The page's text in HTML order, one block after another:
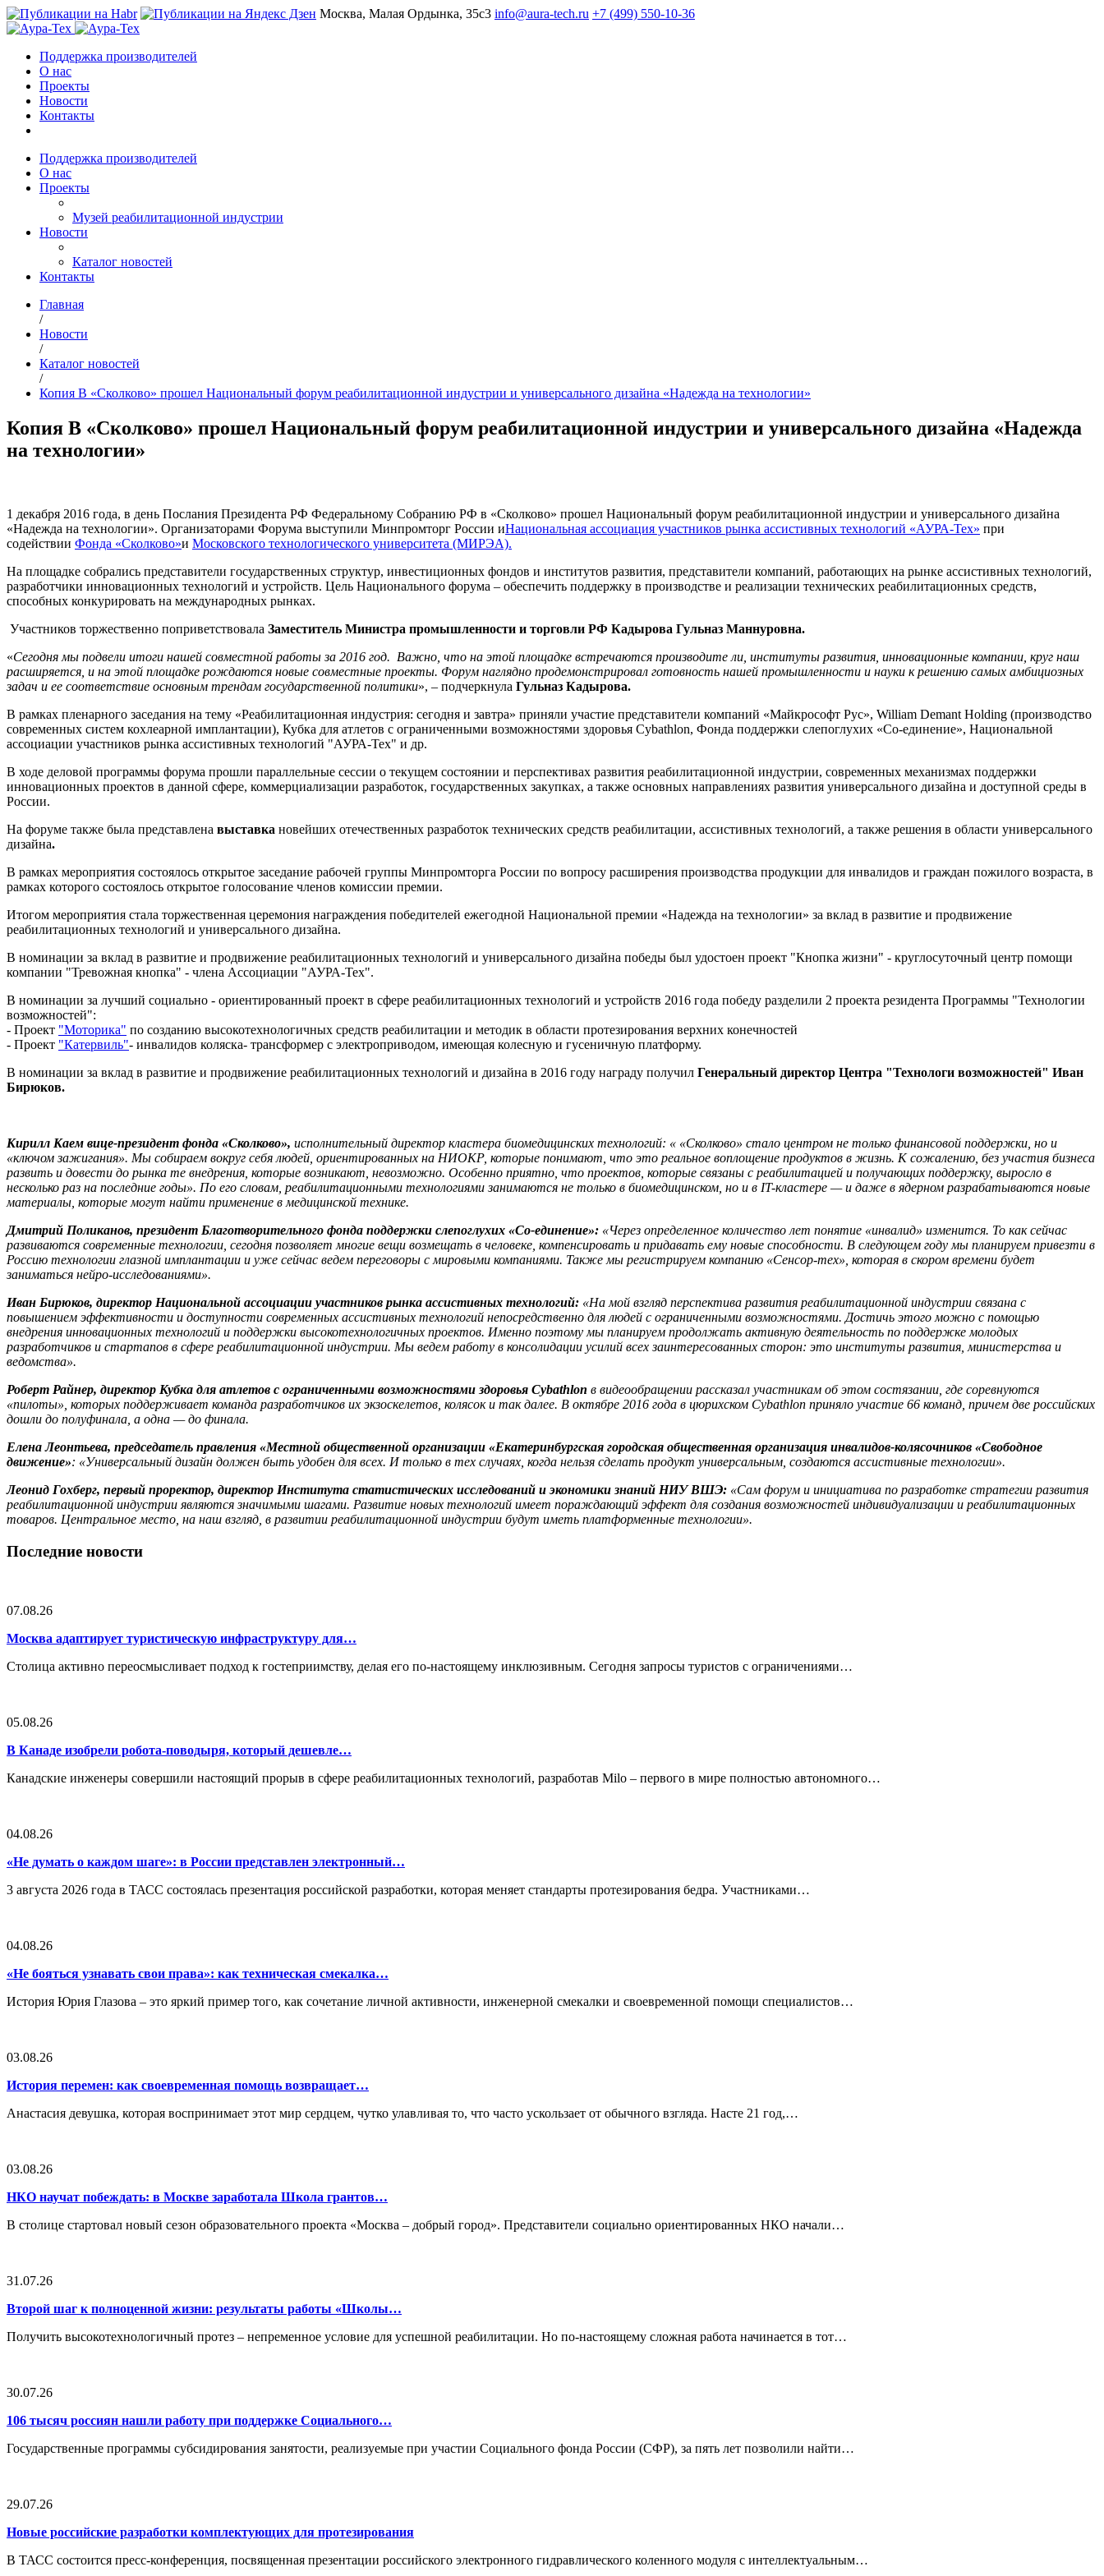
Москва, Малая Ордынка, 35с3 info@aura-tech.ru +7 (499) 550-10-36
Поддержка производителей
О нас
Проекты
Новости
Контакты
Поддержка производителей
О нас
Проекты
Музей реабилитационной индустрии
Новости
Каталог новостей
Контакты
Главная
/
Новости
/
Каталог новостей
/
Копия В «Сколково» прошел Национальный форум реабилитационной индустрии и универсального дизайна «Надежда на технологии»
Копия В «Сколково» прошел Национальный форум реабилитационной индустрии и универсального дизайна «Надежда
на технологии»
1 декабря 2016 года, в день Послания Президента РФ Федеральному Собранию РФ в «Сколково» прошел Национальный форум реабилитационной индустрии и универсального дизайна
«Надежда на технологии». Организаторами Форума выступили Минпромторг России иНациональная ассоциация участников рынка ассистивных технологий «АУРА-Тех» при
содействии Фонда «Сколково»и Московского технологического университета (МИРЭА).
На площадке собрались представители государственных структур, инвестиционных фондов и институтов развития, представители компаний, работающих на рынке ассистивных технологий,
разработчики инновационных технологий и устройств. Цель Национального форума – обеспечить поддержку в производстве и реализации технических реабилитационных средств,
способных конкурировать на международных рынках.
Участников торжественно поприветствовала Заместитель Министра промышленности и торговли РФ Кадырова Гульназ Маннуровна.
«Сегодня мы подвели итоги нашей совместной работы за 2016 год. Важно, что на этой площадке встречаются производите ли, институты развития, инновационные компании, круг наш
расширяется, и на этой площадке рождаются новые совместные проекты. Форум наглядно продемонстрировал готовность нашей промышленности и науки к решению самых амбициозных
задач и ее соответствие основным трендам государственной политики», – подчеркнула Гульназ Кадырова.
В рамках пленарного заседания на тему «Реабилитационная индустрия: сегодня и завтра» приняли участие представители компаний «Майкрософт Рус», William Demant Holding (производство
современных систем кохлеарной имплантации), Кубка для атлетов с ограниченными возможностями здоровья Cybathlon, Фонда поддержки слепоглухих «Со-единение», Национальной
ассоциации участников рынка ассистивных технологий "АУРА-Тех" и др.
В ходе деловой программы форума прошли параллельные сессии о текущем состоянии и перспективах развития реабилитационной индустрии, современных механизмах поддержки
инновационных проектов в данной сфере, коммерциализации разработок, государственных закупках, а также основных направлениях развития универсального дизайна и доступной среды в
России.
На форуме также была представлена выставка новейших отечественных разработок технических средств реабилитации, ассистивных технологий, а также решения в области универсального
дизайна.
В рамках мероприятия состоялось открытое заседание рабочей группы Минпромторга России по вопросу расширения производства продукции для инвалидов и граждан пожилого возраста, в
рамках которого состоялось открытое голосование членов комиссии премии.
Итогом мероприятия стала торжественная церемония награждения победителей ежегодной Национальной премии «Надежда на технологии» за вклад в развитие и продвижение
реабилитационных технологий и универсального дизайна.
В номинации за вклад в развитие и продвижение реабилитационных технологий и универсального дизайна победы был удостоен проект "Кнопка жизни" - круглосуточный центр помощи
компании "Тревожная кнопка" - члена Ассоциации "АУРА-Тех".
В номинации за лучший социально - ориентированный проект в сфере реабилитационных технологий и устройств 2016 года победу разделили 2 проекта резидента Программы "Технологии
возможностей":
- Проект "Моторика" по созданию высокотехнологичных средств реабилитации и методик в области протезирования верхних конечностей
- Проект "Катервиль"- инвалидов коляска- трансформер с электроприводом, имеющая колесную и гусеничную платформу.
В номинации за вклад в развитие и продвижение реабилитационных технологий и дизайна в 2016 году награду получил Генеральный директор Центра "Технологи возможностей" Иван
Бирюков.
Кирилл Каем вице-президент фонда «Сколково», исполнительный директор кластера биомедицинских технологий: « «Сколково» стало центром не только финансовой поддержки, но и
«ключом зажигания». Мы собираем вокруг себя людей, ориентированных на НИОКР, которые понимают, что это реальное воплощение продуктов в жизнь. К сожалению, без участия бизнеса
развить и довести до рынка те внедрения, которые возникают, невозможно. Особенно приятно, что проектов, которые связаны с реабилитацией и получающих поддержку, выросло в
несколько раз на последние годы». По его словам, реабилитационными технологиями занимаются не только в биомедицинском, но и в IT-кластере — и даже в ядерном разрабатываются новые
материалы, которые могут найти применение в медицинской технике.
Дмитрий Поликанов, президент Благотворительного фонда поддержки слепоглухих «Со-единение»: «Через определенное количество лет понятие «инвалид» изменится. То как сейчас
развиваются современные технологии, сегодня позволяет многие вещи возмещать в человеке, компенсировать и придавать ему новые способности. В следующем году мы планируем привезти в
Россию технологии глазной имплантации и уже сейчас ведем переговоры с мировыми компаниями. Также мы регистрируем компанию «Сенсор-тех», которая в скором времени будет
заниматься нейро-исследованиями».
Иван Бирюков, директор Национальной ассоциации участников рынка ассистивных технологий: «На мой взгляд перспектива развития реабилитационной индустрии связана с
повышением эффективности и доступности современных ассистивных технологий непосредственно для людей с ограниченными возможностями. Достичь этого можно с помощью
внедрения инновационных технологий и поддержки высокотехнологичных проектов. Именно поэтому мы планируем продолжать активную деятельность по поддержке молодых
разработчиков и стартапов в сфере реабилитационной индустрии. Мы ведем работу в консолидации усилий всех заинтересованных сторон: это институты развития, министерства и
ведомства».
Роберт Райнер, директор Кубка для атлетов с ограниченными возможностями здоровья Cybathlon в видеообращении рассказал участникам об этом состязании, где соревнуются
«пилоты», которых поддерживает команда разработчиков их экзоскелетов, колясок и так далее. В октябре 2016 года в цюрихском Cybathlon приняло участие 66 команд, причем две российских
дошли до полуфинала, а одна — до финала.
Елена Леонтьева, председатель правления «Местной общественной организации «Екатеринбургская городская общественная организация инвалидов-колясочников «Свободное
движение»: «Универсальный дизайн должен быть удобен для всех. И только в тех случаях, когда нельзя сделать продукт универсальным, создаются ассистивные технологии».
Леонид Гохберг, первый проректор, директор Института статистических исследований и экономики знаний НИУ ВШЭ: «Сам форум и инициатива по разработке стратегии развития
реабилитационной индустрии являются значимыми шагами. Развитие новых технологий имеет пораждающий эффект для создания возможностей индивидуализации и реабилитационных
товаров. Центральное место, на наш взгляд, в развитии реабилитационной индустрии будут иметь платформенные технологии».
Последние новости
07.08.26
Москва адаптирует туристическую инфраструктуру для…
Столица активно переосмысливает подход к гостеприимству, делая его по-настоящему инклюзивным. Сегодня запросы туристов с ограничениями…
05.08.26
В Канаде изобрели робота-поводыря, который дешевле…
Канадские инженеры совершили настоящий прорыв в сфере реабилитационных технологий, разработав Milo – первого в мире полностью автономного…
04.08.26
«Не думать о каждом шаге»: в России представлен электронный…
3 августа 2026 года в ТАСС состоялась презентация российской разработки, которая меняет стандарты протезирования бедра. Участниками…
04.08.26
«Не бояться узнавать свои права»: как техническая смекалка…
История Юрия Глазова – это яркий пример того, как сочетание личной активности, инженерной смекалки и своевременной помощи специалистов…
03.08.26
История перемен: как своевременная помощь возвращает…
Анастасия девушка, которая воспринимает этот мир сердцем, чутко улавливая то, что часто ускользает от обычного взгляда. Насте 21 год,…
03.08.26
НКО научат побеждать: в Москве заработала Школа грантов…
В столице стартовал новый сезон образовательного проекта «Москва – добрый город». Представители социально ориентированных НКО начали…
31.07.26
Второй шаг к полноценной жизни: результаты работы «Школы…
Получить высокотехнологичный протез – непременное условие для успешной реабилитации. Но по-настоящему сложная работа начинается в тот…
30.07.26
106 тысяч россиян нашли работу при поддержке Социального…
Государственные программы субсидирования занятости, реализуемые при участии Социального фонда России (СФР), за пять лет позволили найти…
29.07.26
Новые российские разработки комплектующих для протезирования
В ТАСС состоится пресс-конференция, посвященная презентации российского электронного гидравлического коленного модуля с интеллектуальным…